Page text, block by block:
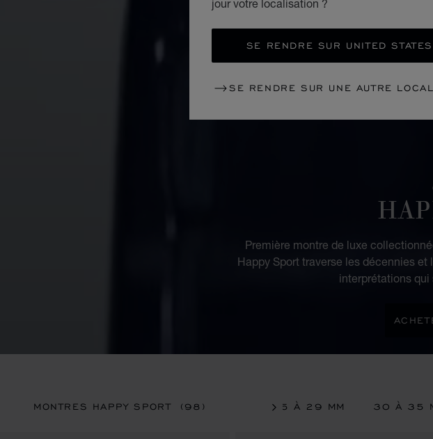
jour votre localisation ?
SE RENDRE SUR UNITED STATES
SE RENDRE SUR UNE AUTRE
Première montre de luxe
Happy Sport traverse les décennies
interprétations
MONTRES HAPPY SPORT (98) 25 À 29 MM 30 À 35